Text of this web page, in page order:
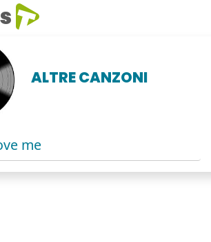
ALTRE CANZONI
me